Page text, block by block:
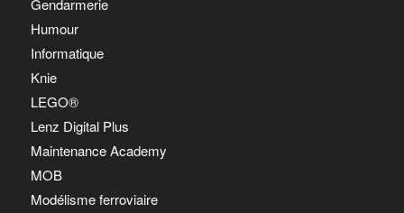
Gendarmerie
Humour
Informatique
Knie
LEGO®
Lenz Digital Plus
Maintenance Academy
MOB
Modélisme ferroviaire